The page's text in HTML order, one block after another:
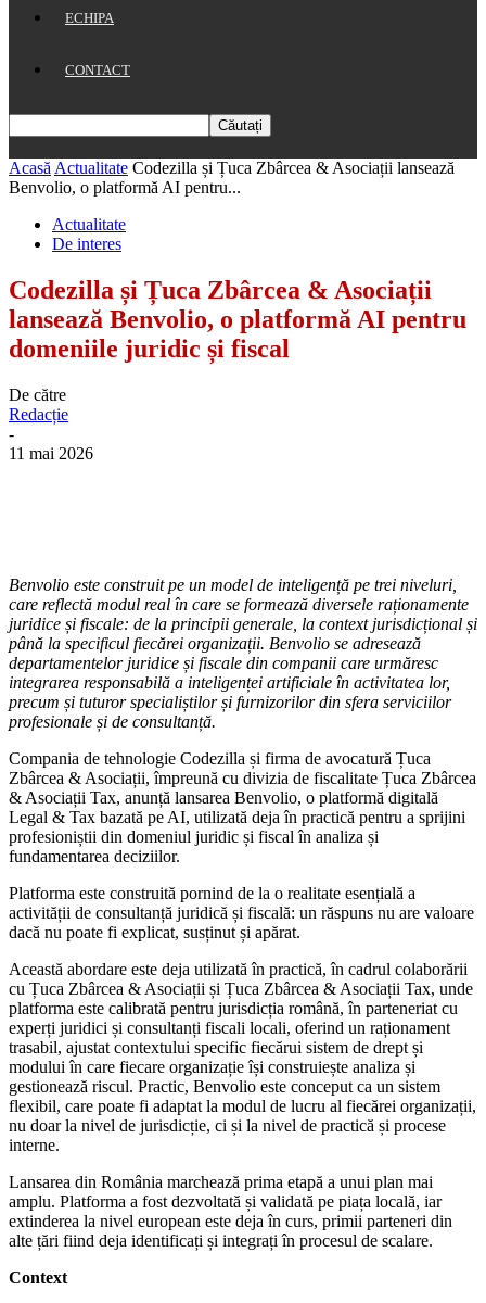
ECHIPA
CONTACT
Acasă Actualitate Codezilla și Țuca Zbârcea & Asociații lansează
Benvolio, o platformă AI pentru...
Actualitate
De interes
Codezilla și Țuca Zbârcea & Asociații
lansează Benvolio, o platformă AI pentru
domeniile juridic și fiscal
De către
Redacție
-
11 mai 2026
Benvolio este construit pe un model de inteligență pe trei niveluri,
care reflectă modul real în care se formează diversele raționamente
juridice și fiscale: de la principii generale, la context jurisdicțional și
până la specificul fiecărei organizații. Benvolio se adresează
departamentelor juridice și fiscale din companii care urmăresc
integrarea responsabilă a inteligenței artificiale în activitatea lor,
precum și tuturor specialiștilor și furnizorilor din sfera serviciilor
profesionale și de consultanță.
Compania de tehnologie Codezilla și firma de avocatură Țuca
Zbârcea & Asociații, împreună cu divizia de fiscalitate Țuca Zbârcea
& Asociații Tax, anunță lansarea Benvolio, o platformă digitală
Legal & Tax bazată pe AI, utilizată deja în practică pentru a sprijini
profesioniștii din domeniul juridic și fiscal în analiza și
fundamentarea deciziilor.
Platforma este construită pornind de la o realitate esențială a
activității de consultanță juridică și fiscală: un răspuns nu are valoare
dacă nu poate fi explicat, susținut și apărat.
Această abordare este deja utilizată în practică, în cadrul colaborării
cu Țuca Zbârcea & Asociații și Țuca Zbârcea & Asociații Tax, unde
platforma este calibrată pentru jurisdicția română, în parteneriat cu
experți juridici și consultanți fiscali locali, oferind un raționament
trasabil, ajustat contextului specific fiecărui sistem de drept și
modului în care fiecare organizație își construiește analiza și
gestionează riscul. Practic, Benvolio este conceput ca un sistem
flexibil, care poate fi adaptat la modul de lucru al fiecărei organizații,
nu doar la nivel de jurisdicție, ci și la nivel de practică și procese
interne.
Lansarea din România marchează prima etapă a unui plan mai
amplu. Platforma a fost dezvoltată și validată pe piața locală, iar
extinderea la nivel european este deja în curs, primii parteneri din
alte țări fiind deja identificați și integrați în procesul de scalare.
Context